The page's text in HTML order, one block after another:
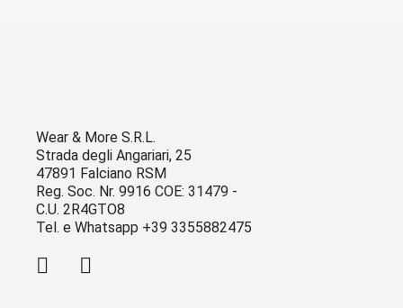
Wear & More S.R.L.
Strada degli Angariari, 25
47891 Falciano RSM
Reg. Soc. Nr. 9916 COE: 31479 -
C.U. 2R4GTO8
Tel. e Whatsapp +39 3355882475